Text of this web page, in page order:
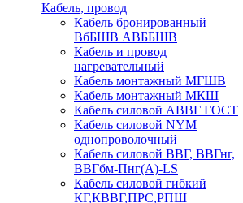
Кабель, провод
Кабель бронированный
ВбБШВ АВББШВ
Кабель и провод
нагревательный
Кабель монтажный МГШВ
Кабель монтажный МКШ
Кабель силовой АВВГ ГОСТ
Кабель силовой NYM
однопроволочный
Кабель силовой ВВГ, ВВГнг,
ВВГбм-Пнг(А)-LS
Кабель силовой гибкий
КГ,КВВГ,ПРС,РПШ